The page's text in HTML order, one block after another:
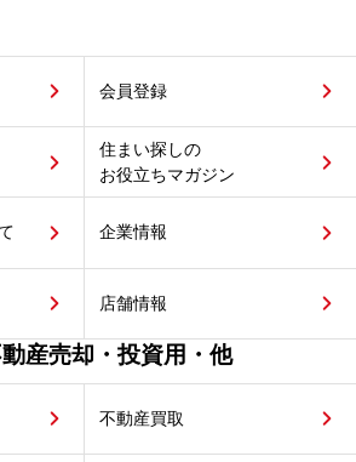
会員登録
住まい探しの
お役立ちマガジン
企業情報
店舗情報
産売却・投資用・他
不動産買取